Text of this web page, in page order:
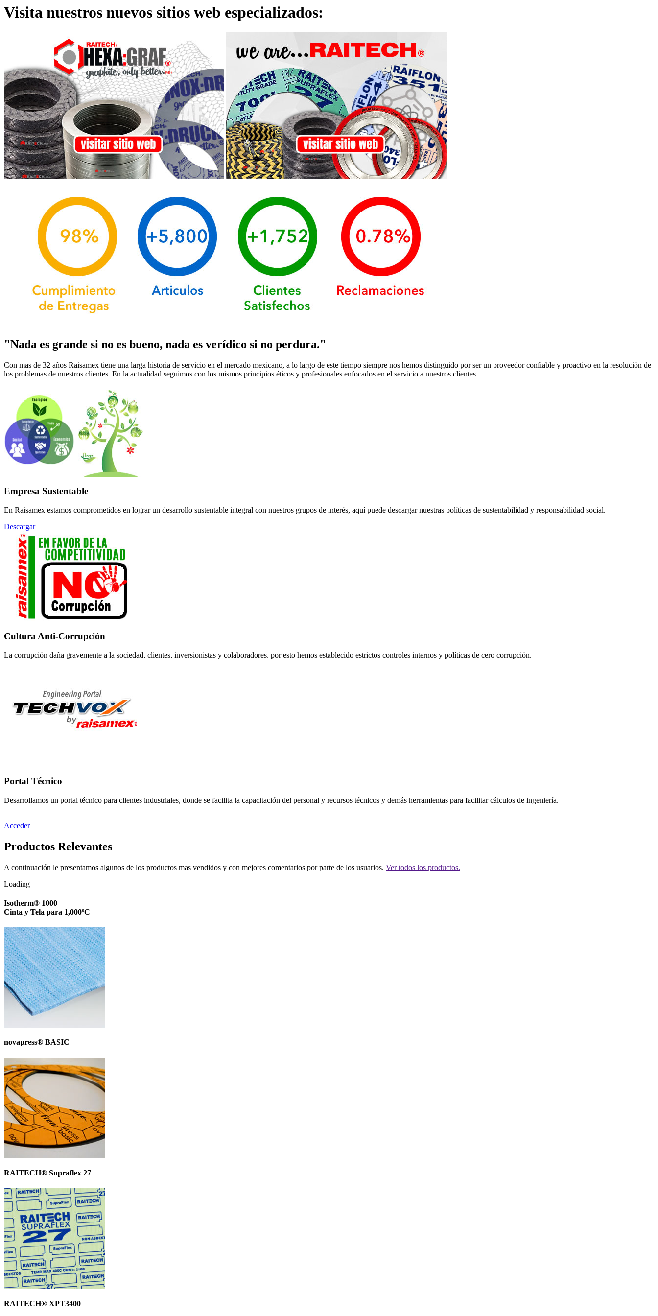
Visita nuestros nuevos sitios web especializados:
"Nada es grande si no es bueno, nada es verídico si no perdura."
Con mas de 32 años Raisamex tiene una larga historia de servicio en el mercado mexicano, a lo largo de este tiempo siempre nos hemos distinguido por ser un proveedor confiable y proactivo en la resolución de
los problemas de nuestros clientes. En la actualidad seguimos con los mismos principios éticos y profesionales enfocados en el servicio a nuestros clientes.
Empresa Sustentable
En Raisamex estamos comprometidos en lograr un desarrollo sustentable integral con nuestros grupos de interés, aquí puede descargar nuestras políticas de sustentabilidad y responsabilidad social.
Descargar
Cultura Anti-Corrupción
La corrupción daña gravemente a la sociedad, clientes, inversionistas y colaboradores, por esto hemos establecido estrictos controles internos y políticas de cero corrupción.
Portal Técnico
Desarrollamos un portal técnico para clientes industriales, donde se facilita la capacitación del personal y recursos técnicos y demás herramientas para facilitar cálculos de ingeniería.
Acceder
Productos Relevantes
A continuación le presentamos algunos de los productos mas vendidos y con mejores comentarios por parte de los usuarios. Ver todos los productos.
Loading
Isotherm® 1000
Cinta y Tela para 1,000ºC
novapress® BASIC
RAITECH® Supraflex 27
RAITECH® XPT3400